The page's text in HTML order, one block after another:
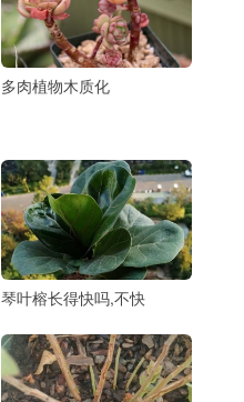
多肉植物木质化
琴叶榕长得快吗,不快